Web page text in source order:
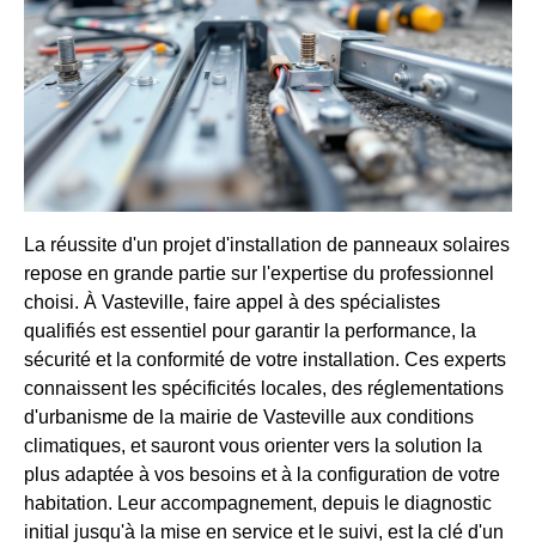
La réussite d'un projet d'installation de panneaux solaires
repose en grande partie sur l'expertise du professionnel
choisi. À Vasteville, faire appel à des spécialistes
qualifiés est essentiel pour garantir la performance, la
sécurité et la conformité de votre installation. Ces experts
connaissent les spécificités locales, des réglementations
d'urbanisme de la mairie de Vasteville aux conditions
climatiques, et sauront vous orienter vers la solution la
plus adaptée à vos besoins et à la configuration de votre
habitation. Leur accompagnement, depuis le diagnostic
initial jusqu'à la mise en service et le suivi, est la clé d'un